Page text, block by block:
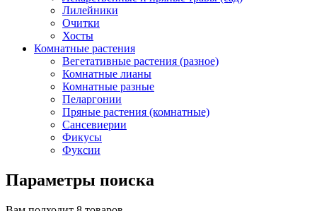
Лилейники
Очитки
Хосты
Комнатные растения
Вегетативные растения (разное)
Комнатные лианы
Комнатные разные
Пеларгонии
Пряные растения (комнатные)
Сансевиерии
Фикусы
Фуксии
Параметры поиска